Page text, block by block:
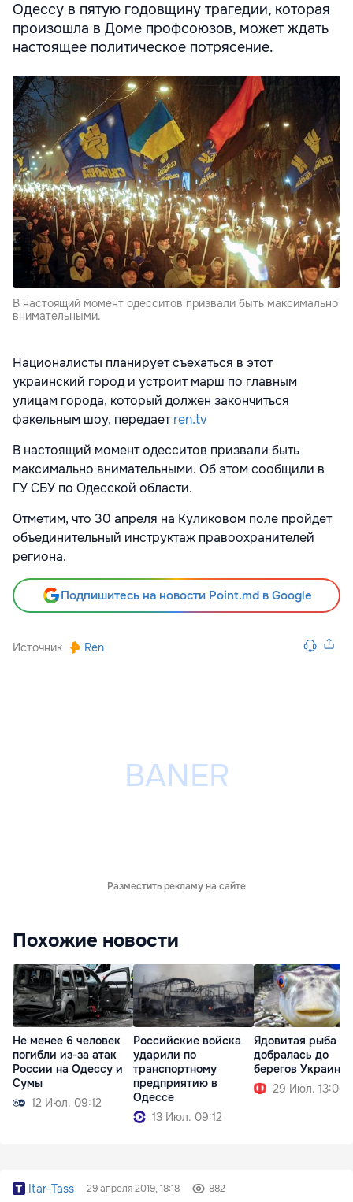
Одессу в пятую годовщину трагедии, которая
произошла в Доме профсоюзов, может ждать
настоящее политическое потрясение.
В настоящий момент одесситов призвали быть максимально
внимательными.
Националисты планирует съехаться в этот
украинский город и устроит марш по главным
улицам города, который должен закончиться
факельным шоу, передаетren.tv
В настоящий момент одесситов призвали быть
максимально внимательными. Об этом сообщили в
ГУ СБУ по Одесской области.
Отметим, что 30 апреля на Куликовом поле пройдет
объединительный инструктаж правоохранителей
региона.
Подпишитесь на новости Point.md в Google
Источник Ren
Разместить рекламу на сайте
Похожие новости
Не менее 6 человек
погибли из-за атак
России на Одессу и
Сумы
12 Июл. 09:12
Российские войска
ударили по
транспортному
предприятию в
Одессе
13 Июл. 09:12
Ядовитая рыба
добралась до
берегов Украины
29 Июл. 13:00
Itar-Tass 29 апреля 2019, 18:18 882